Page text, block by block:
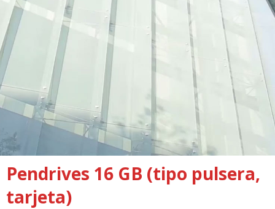
Pendrives 16 GB (tipo pulsera,
tarjeta)